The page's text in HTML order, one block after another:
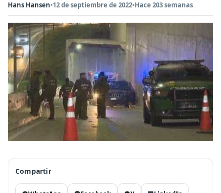
Hans Hansen•12 de septiembre de 2022•Hace 203 semanas
Compartir